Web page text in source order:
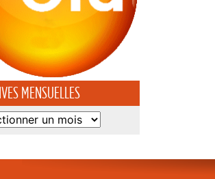
MENSUELLES